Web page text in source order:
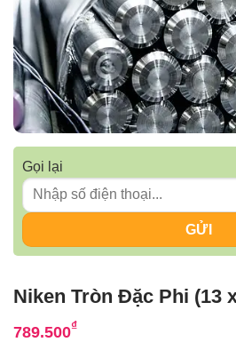
Gọi lại
Niken Tròn Đặc Phi (13
789.500₫